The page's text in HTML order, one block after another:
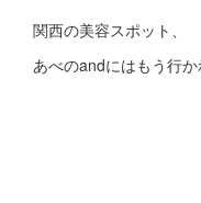
Ameblo
関西の美容スポット、
あべのandにはもう行